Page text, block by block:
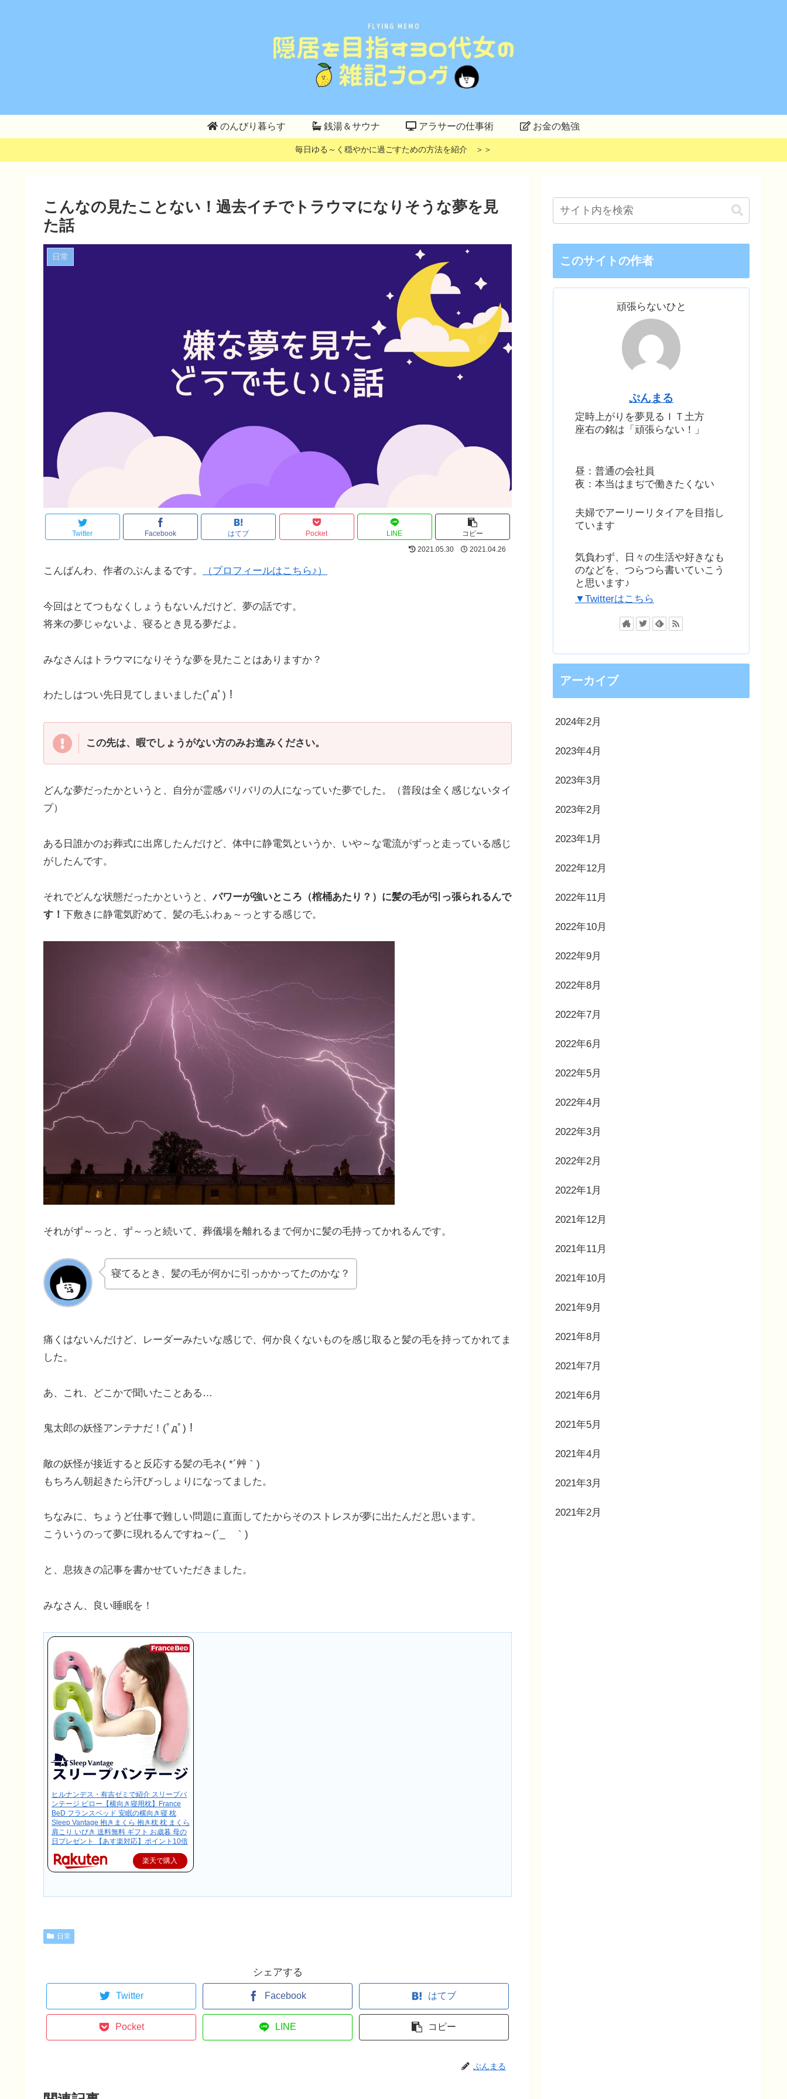
のんびり暮らす 銭湯＆サウナ アラサーの仕事術 お金の勉強
毎日ゆる～く穏やかに過ごすための方法を紹介 ＞＞
こんなの見たことない！過去イチでトラウマになりそうな夢を見
た話
日常
Twitter Facebook はてブ Pocket LINE
コピー
2021.05.30
2021.04.26
こんばんわ、作者のぷんまるです。 （プロフィールはこちら♪）
今回はとてつもなくしょうもないんだけど、夢の話です。
将来の夢じゃないよ、寝るとき見る夢だよ。
みなさんはトラウマになりそうな夢を見たことはありますか？
わたしはつい先日見てしまいました(ﾟдﾟ)！
この先は、暇でしょうがない方のみお進みください。
どんな夢だったかというと、自分が霊感バリバリの人になっていた夢でした。（普段は全く感じないタイ
プ）
ある日誰かのお葬式に出席したんだけど、体中に静電気というか、いや～な電流がずっと走っている感じ
がしたんです。
それでどんな状態だったかというと、パワーが強いところ（棺桶あたり？）に髪の毛が引っ張られるんで
す！ 下敷きに静電気貯めて、髪の毛ふわぁ～っとする感じで。
それがず～っと、ず～っと続いて、葬儀場を離れるまで何かに髪の毛持ってかれるんです。
寝てるとき、髪の毛が何かに引っかかってたのかな？
痛くはないんだけど、レーダーみたいな感じで、何か良くないものを感じ取ると髪の毛を持ってかれてま
した。
あ、これ、どこかで聞いたことある…
鬼太郎の妖怪アンテナだ！(ﾟдﾟ)！
敵の妖怪が接近すると反応する髪の毛ネ( *´艸｀)
もちろん朝起きたら汗びっしょりになってました。
ちなみに、ちょうど仕事で難しい問題に直面してたからそのストレスが夢に出たんだと思います。
こういうのって夢に現れるんですね～(´_ゝ｀)
と、息抜きの記事を書かせていただきました。
みなさん、良い睡眠を！
ヒルナンデス・有吉ゼミで紹介 スリープバ
ンテージ ピロー【横向き寝用枕】France
BeD フランスベッド 安眠の横向き寝 枕
Sleep Vantage 抱きまくら 抱き枕 枕 まくら
肩こり いびき 送料無料 ギフト お歳暮 母の
日プレゼント 【あす楽対応】ポイント10倍
楽天で購入
日常
シェアする
Twitter Facebook はてブ
Pocket LINE コピー
ぷんまる
このサイトの作者
頑張らないひと
ぷんまる
定時上がりを夢見るＩＴ土方
座右の銘は「頑張らない！」
昼：普通の会社員
夜：本当はまぢで働きたくない
夫婦でアーリーリタイアを目指し
ています
気負わず、日々の生活や好きなも
のなどを、つらつら書いていこう
と思います♪
▼Twitterはこちら
アーカイブ
2024年2月
2023年4月
2023年3月
2023年2月
2023年1月
2022年12月
2022年11月
2022年10月
2022年9月
2022年8月
2022年7月
2022年6月
2022年5月
2022年4月
2022年3月
2022年2月
2022年1月
2021年12月
2021年11月
2021年10月
2021年9月
2021年8月
2021年7月
2021年6月
2021年5月
2021年4月
2021年3月
2021年2月